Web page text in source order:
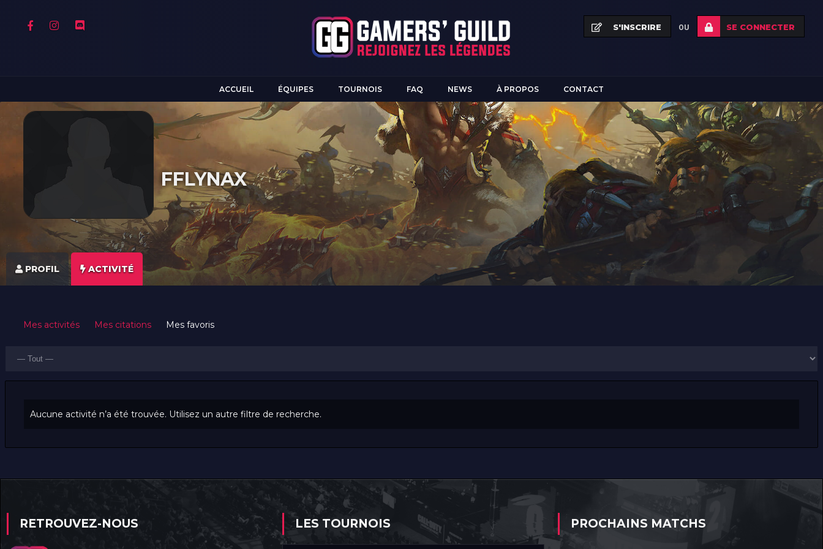
S'INSCRIRE OU SE CONNECTER
ACCUEIL ÉQUIPES TOURNOIS FAQ NEWS À PROPOS CONTACT
FFLYNAX
PROFIL ACTIVITÉ
Mes activités Mes citations Mes favoris
Activités du membre
Afficher
Aucune activité n’a été trouvée. Utilisez un autre filtre de recherche.
RETROUVEZ-NOUS LES TOURNOIS PROCHAINS MATCHS